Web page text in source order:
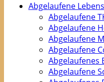
Abgelaufene
Abgelaufene
Abgelaufene
Abgelaufene
Abgelaufene
Abgelaufenes
Abgelaufene